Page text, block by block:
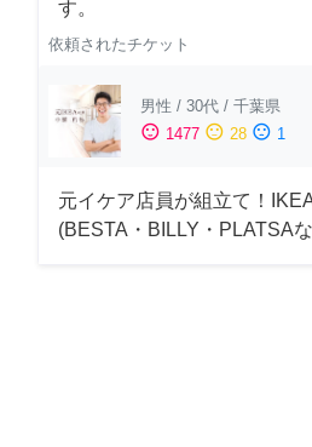
す。
依頼されたチケット
男性 / 30代 / 千葉県
sentiment_satisfied 1477 sentiment_neutral 28 sentiment_dissatisfied 1
元イケア店員が組立て！
(BESTA・BILLY・PLATSA